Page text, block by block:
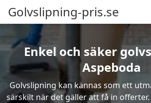
Golvslipning-pris.se
Enkel och säker
Aspeboda
Golvslipning kan kännas som ett
särskilt när det gäller att få in